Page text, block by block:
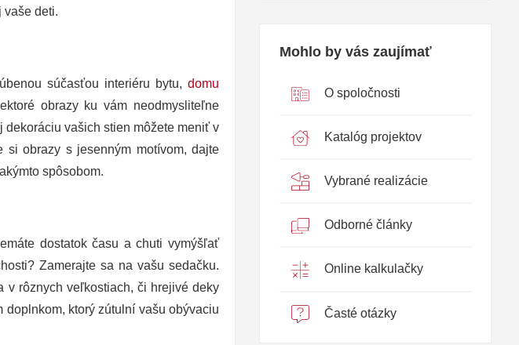
vaše deti.
súčasťou interiéru bytu, domu
obrazy ku vám neodmysliteľne
dekoráciu vašich stien môžete meniť v
si obrazy s jesenným motívom, dajte
spôsobom.
dostatok času a chuti vymýšľať
Zamerajte sa na vašu sedačku.
v rôznych veľkostiach, či hrejivé deky
ktorý zútulní vašu obývaciu
Mohlo by vás zaujímať
O spoločnosti
Katalóg projektov
Vybrané realizácie
Odborné články
Online kalkulačky
Časté otázky